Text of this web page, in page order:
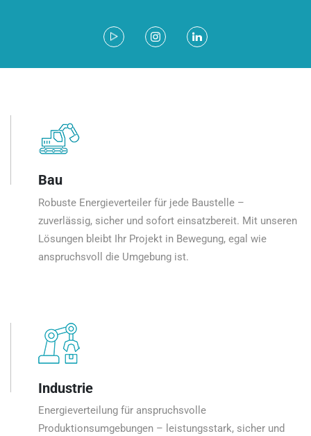
Bau
Robuste Energieverteiler für jede Baustelle –
zuverlässig, sicher und sofort einsatzbereit. Mit unseren
Lösungen bleibt Ihr Projekt in Bewegung, egal wie
anspruchsvoll die Umgebung ist.
Industrie
Energieverteilung für anspruchsvolle
Produktionsumgebungen – leistungsstark, sicher und